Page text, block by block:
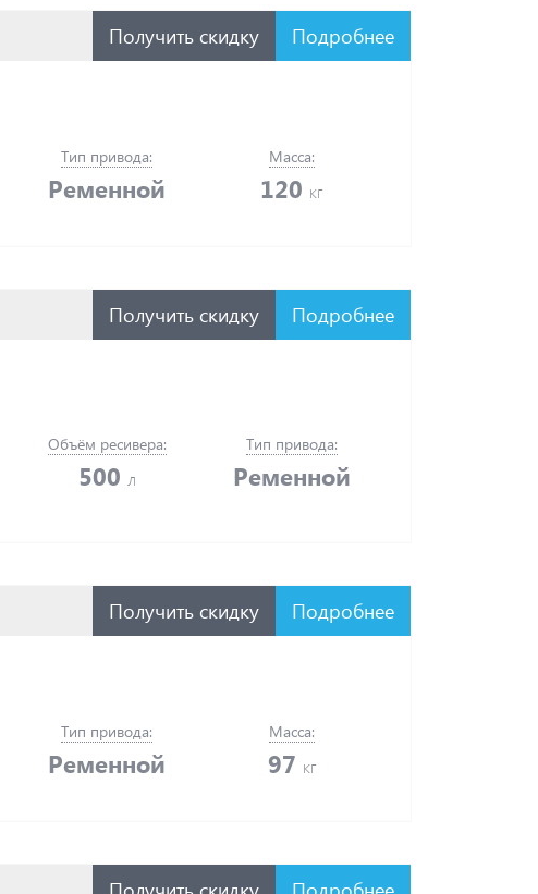
Получить скидку Подробнее
Тип привода:
Ременной
Масса:
120 кг
Получить скидку Подробнее
Объём ресивера:
500 л
Тип привода:
Ременной
Получить скидку Подробнее
Тип привода:
Ременной
Масса:
97 кг